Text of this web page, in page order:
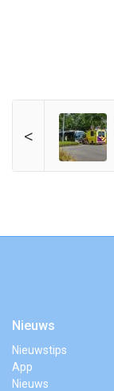
<
Nieuws
Nieuwstips
App
Nieuws